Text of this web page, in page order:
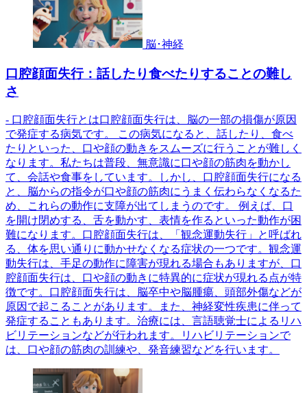
脳･神経
口腔顔面失行：話したり食べたりすることの難し
さ
- 口腔顔面失行とは口腔顔面失行は、脳の一部の損傷が原因
で発症する病気です。 この病気になると、話したり、食べ
たりといった、口や顔の動きをスムーズに行うことが難しく
なります。私たちは普段、無意識に口や顔の筋肉を動かし
て、会話や食事をしています。しかし、口腔顔面失行になる
と、脳からの指令が口や顔の筋肉にうまく伝わらなくなるた
め、これらの動作に支障が出てしまうのです。 例えば、口
を開け閉めする、舌を動かす、表情を作るといった動作が困
難になります。口腔顔面失行は、「観念運動失行」と呼ばれ
る、体を思い通りに動かせなくなる症状の一つです。観念運
動失行は、手足の動作に障害が現れる場合もありますが、口
腔顔面失行は、口や顔の動きに特異的に症状が現れる点が特
徴です。口腔顔面失行は、脳卒中や脳腫瘍、頭部外傷などが
原因で起こることがあります。また、神経変性疾患に伴って
発症することもあります。治療には、言語聴覚士によるリハ
ビリテーションなどが行われます。リハビリテーションで
は、口や顔の筋肉の訓練や、発音練習などを行います。